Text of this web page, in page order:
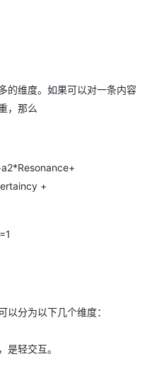
的维度。如果可以对一条内容
，那么
+
分为以下几个维度：
是轻交互。